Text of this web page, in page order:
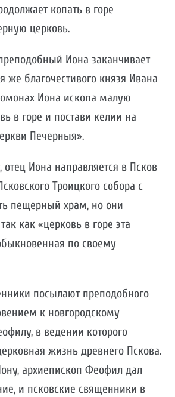
копать в горе
церковь.
Иона заканчивает
же благочестивого князя Ивана
Иона ископа малую
в горе и постави келии на
Печерныя».
отец Иона направляется в Псков
Троицкого собора с
пещерный храм, но они
как «церковь в горе эта
по своему
посылают преподобного
к новгородскому
в ведении которого
жизнь древнего Пскова.
архиепископ Феофил дал
и псковские священники в